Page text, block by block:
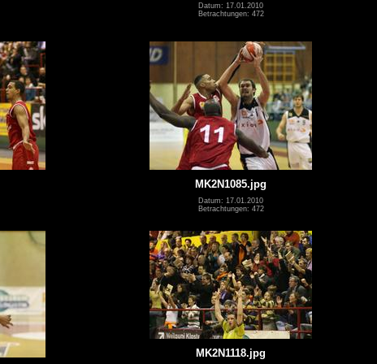
Datum: 17.01.2010
Betrachtungen: 472
MK2N1085.jpg
Datum: 17.01.2010
Betrachtungen: 472
MK2N1118.jpg